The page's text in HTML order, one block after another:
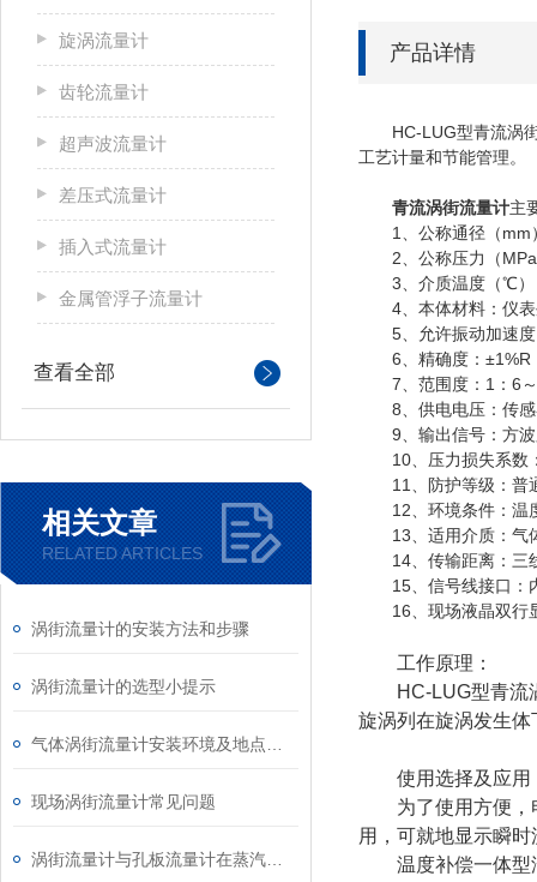
旋涡流量计
齿轮流量计
超声波流量计
差压式流量计
插入式流量计
金属管浮子流量计
查看全部
相关文章
RELATED ARTICLES
涡街流量计的安装方法和步骤
涡街流量计的选型小提示
现场涡街流量计常见问题
产品详情
HC-LUG型青流涡街
工艺计量和节能管理。
青流涡街流量计主
1、公称通径（mm）
2、公称压力（MPa
3、介质温度（℃）：
4、本体材料：仪表
5、允许振动加速度
6、精确度：±1%R
7、范围度：1：6～
8、供电电压：传感
9、输出信号：方波
10、压力损失系数
11、防护等级：普
12、环境条件：温
13、适用介质：气
14、传输距离：三线
15、信号线接口：
16、现场液晶双行显
工作原理：
HC-LUG型青流涡
旋涡列在旋涡发生
使用选择及应用
为了使用方便，电
用，可就地显示瞬
温度补偿一体型涡